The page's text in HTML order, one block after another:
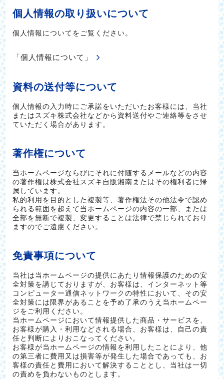
個人情報の取り扱いについて
個人情報についてをご覧ください。
「個人情報について」
資料の送付等について
個人情報の入力時にご承諾をいただいたお客様には、当社
またはスズキ株式会社などから資料送付やご連絡等をさせ
ていただく場合があります。
著作権について
当ホームページならびにそれに付随するメールなどの内容
の著作権は株式会社スズキ自販湘南またはその権利者に帰
属しています。
私的利用を目的とした複製等、著作権法その他法令で認め
られる範囲を超えて当ホームページの内容の一部、または
全部を無断で複製、変更することは法律で禁じられており
ますのでご遠慮ください。
免責事項について
当社は当ホームページの提供にあたり情報保護のための安
全対策を講じておりますが、お客様は、インターネット等
コンピューター通信ネットワークの特性において、その安
全対策には限界があることを予め了承のうえ当ホームペー
ジをご利用ください。
当ホームページにおいて情報提供した商品・サービスを、
お客様が購入・利用などされる場合、お客様は、自己の責
任と判断によりおこなってください。
お客様が当ホームページの情報を利用したことにより、他
の第三者に費用又は損害等が発生した場合であっても、お
客様の責任と費用において解決することとし、当社は一切
の責めを負わないものとします。